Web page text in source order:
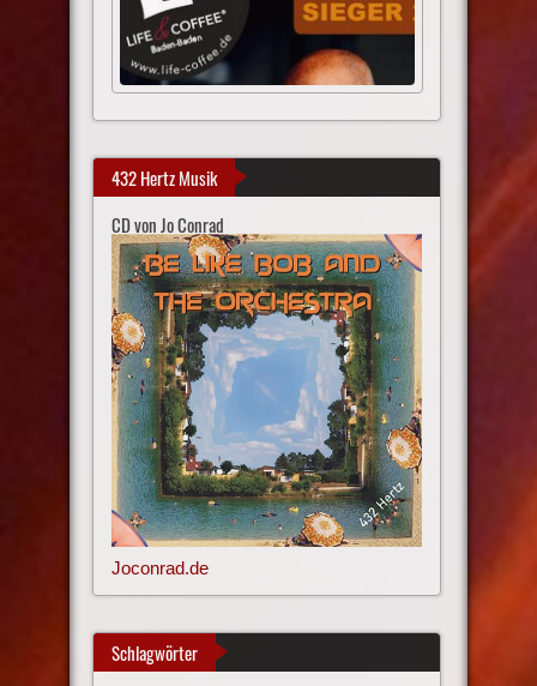
432 Hertz Musik
CD von Jo Conrad
Joconrad.de
Schlagwörter